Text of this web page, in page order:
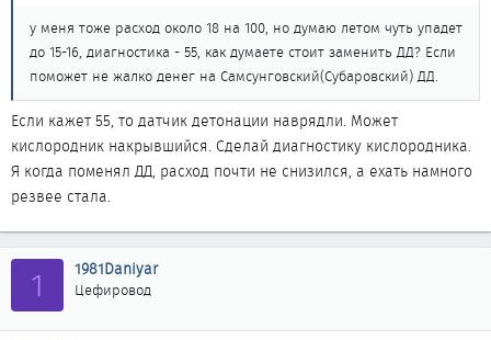
у меня тоже расход около 18 на 100, но думаю летом чуть упадет
до 15-16, диагностика - 55, как думаете стоит заменить ДД? Если
поможет не жалко денег на Самсунговский(Субаровский) ДД.
Если кажет 55, то датчик детонации наврядли. Может
кислородник накрывшийся. Сделай диагностику кислородника.
Я когда поменял ДД, расход почти не снизился, а ехать намного
резвее стала.
1 1981Daniyar
Цефировод